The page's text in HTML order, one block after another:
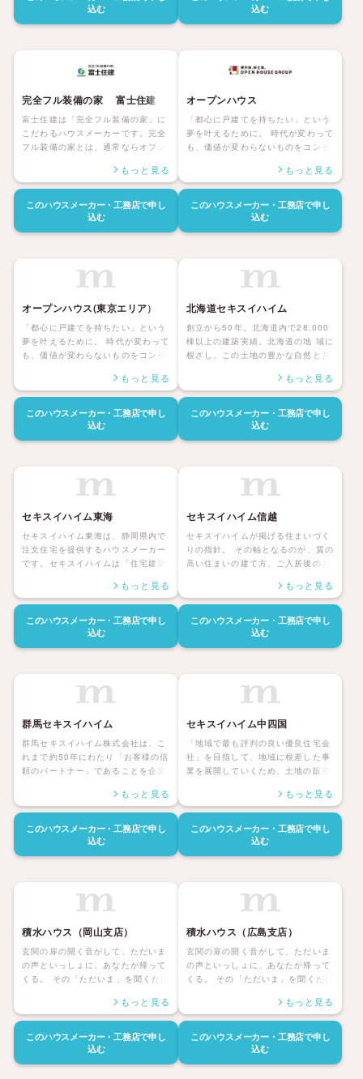
施工、アフターサービスのすべてに
できる、ダイワハウスの強い家、ど
んなときも揺るぎなく、いつまでも
心地よく、 住まう人の人生を末永く
込む
施工、アフターサービスのすべてに
できる、ダイワハウスの強い家、ど
心地よく、 住まう人の人生を末永く
込む
完全フル装備の家 富士住建
富士住建は「完全フル装備の家」に
こだわるハウスメーカーです。完全
フル装備の家とは、通常ならオプシ
ードのデザインキッチン、テレビ付
きシステムバス、エアコン、LED照
明、カーテンまでが標準仕様に含ま
れています。坪単価以上にお得で暮
もっと見る
このハウスメーカー・工務店で申し
込む
オープンハウス
「都心に戸建てを持ちたい」という
夢を叶えるために。 時代が変わって
も、価値が変わらないものをコンセ
お届けしています。 オープンハウス
は東京23区を中心に横浜・川崎・埼
玉・千葉・群馬・栃木・名古屋・関
西・福岡で土地や戸建てを仲介する
ィベロップメントと建築を請け負う
オープンハウス・アーキテクトが力
を合わせて、“等身大”の家づくりを
もっと見る
このハウスメーカー・工務店で申し
込む
オープンハウス(東京エリア）
「都心に戸建てを持ちたい」という
夢を叶えるために。 時代が変わって
も、価値が変わらないものをコンセ
お届けしています。 オープンハウス
は東京23区を中心に横浜・川崎・埼
玉・千葉・群馬・栃木・名古屋・関
西・福岡で土地や戸建てを仲介する
ィベロップメントと建築を請け負う
オープンハウス・アーキテクトが力
を合わせて、“等身大”の家づくりを
もっと見る
このハウスメーカー・工務店で申し
込む
北海道セキスイハイム
創立から50年。北海道内で28,000
棟以上の建築実績。北海道の地 域に
根ざし、この⼟地の豊かな⾃然と共
も⻑く快適に暮らせる家づくりを。
そして、お客様と 「一⽣にお付き合
いをさせて頂く」という想いを胸
に、私たちは これからも価値ある住
もっと見る
このハウスメーカー・工務店で申し
込む
セキスイハイム東海
セキスイハイム東海は、静岡県内で
注文住宅を提供するハウスメーカー
です。セキスイハイムは「住宅建築
期的な工法によって実現する、強く
て長持ちする家づくりを行っていま
す。特徴的なのが強靭な鉄骨のボッ
クス構造で地震に耐える「ボックス
っています。遮音・防音性能なども
高く、安心で安全な住宅を造り続け
ているハウスメーカーといえます。
もっと見る
このハウスメーカー・工務店で申し
込む
セキスイハイム信越
セキスイハイムが掲げる住まいづく
りの指針。 その軸となるのが、質の
高い住まいの建て方、ご入居後のさ
のお付き合いにおける信頼のサービ
スの3つです。 私たちは、これらの
ことをお客さまにお約束し、 それぞ
れのお住まいの「時を経ても、続く
もっと見る
このハウスメーカー・工務店で申し
込む
群馬セキスイハイム
群馬セキスイハイム株式会社は、こ
れまで約50年にわたり「お客様の信
頼のパートナー」であることを企業
リフォーム・インテリア・エクステ
リア・設計・施工・分譲・アフター
サービス・保険といった幅広い事業
領域において、群馬県域のお客様の
ー」であり続けるために、全社員が
その企業理念を心に刻み、率先して
実行してまいります。群馬セキスイ
ーであることを約束します。
もっと見る
このハウスメーカー・工務店で申し
込む
セキスイハイム中四国
「地域で最も評判の良い優良住宅会
社」を目指して、地域に根差した事
業を展開していくため、土地の販売
ンテナンスまで、住まいに関するこ
とならどんな事でも対応する専門の
事業グループを持っています。セキ
スイハイム中四国グループすべてが
丁寧にお届けします。つねに未来志
向で、お客様とお付き合いする。生
涯のパートナーとしてセキスイハイ
し、ライフスタイルに合わせた、あ
らゆるご相談にお応えします。
もっと見る
このハウスメーカー・工務店で申し
込む
積水ハウス（岡山支店）
玄関の扉の開く音がして、ただいま
の声といっしょに、あなたが帰って
くる。 その「ただいま」を聞くだけ
はきっと伝わる。 いちばんほっとす
る場所へ、幸福な時間へ。 人生の半
分は、帰るその家に、あるのだか
ら。 「やっぱりわが家はいいなあ」
もっと見る
このハウスメーカー・工務店で申し
込む
積水ハウス（広島支店）
玄関の扉の開く音がして、ただいま
の声といっしょに、あなたが帰って
くる。 その「ただいま」を聞くだけ
はきっと伝わる。 いちばんほっとす
る場所へ、幸福な時間へ。 人生の半
分は、帰るその家に、あるのだか
ら。 「やっぱりわがやはいいなあ」
もっと見る
このハウスメーカー・工務店で申し
込む